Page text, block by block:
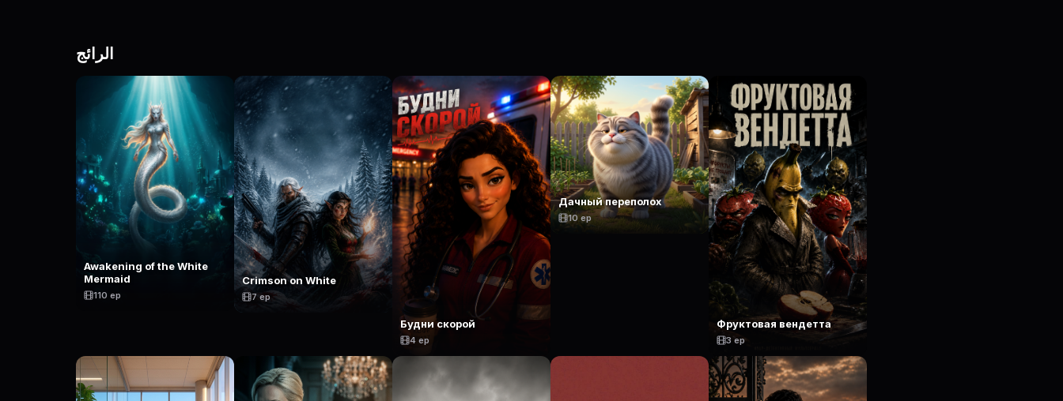
الرائج
Awakening of the White
Mermaid
110 ep
Crimson on White
7 ep
Будни скорой
4 ep
Дачный переполох
10 ep
Фруктовая вендетта
3 ep